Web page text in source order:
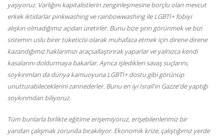
yaşıyoruz. Varlığını kapitalistlerin zenginleşmesine borçlu olan mevcut
erkek iktidarlar pinkwashing ve rainbowwashing ile LGBTİ+ fobiyi
alışkın olmadığımız açıdan üretirler. Bunu bize şirin görünmek ve bizi
sistemin uslu birer tüketicisi olarak muhafaza etmekiçin direne direne
kazandığımız haklarımızı araçsallaştırırak yaparlar ve yalnızca kendi
kasalarını doldurmaya bakarlar. Ayrıca işledikleri savaş suçlarını,
soykırımları da dünya kamuoyuna LGBTİ+ dostu gibi görünüp
unutturabileceklerini zannederler. Bunu en iyi İsrail'in Gazze'de yaptığı
soykırımdan biliyoruz.
Tüm bunlarla birlikte eğitime erişemiyoruz, erişebilenlerimiz bir
yandan çalışmak zorunda bırakılıyor. Ekonomik krize, çalıştığımız yerde